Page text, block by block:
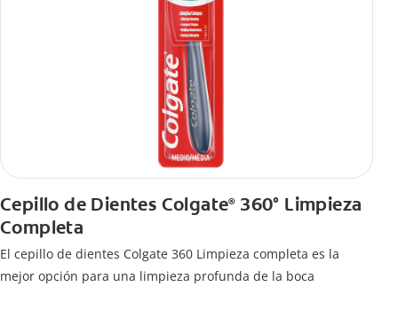
Cepillo de Dientes Colgate®360° Limpieza
Completa
El cepillo de dientes Colgate 360 Limpieza completa es la
mejor opción para una limpieza profunda de la boca